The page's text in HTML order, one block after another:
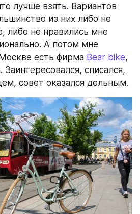
лучше взять. Вариантов
из них либо не
либо не нравились мне
А потом мне
есть фирма Bear bike,
списался,
совет оказался дельным.